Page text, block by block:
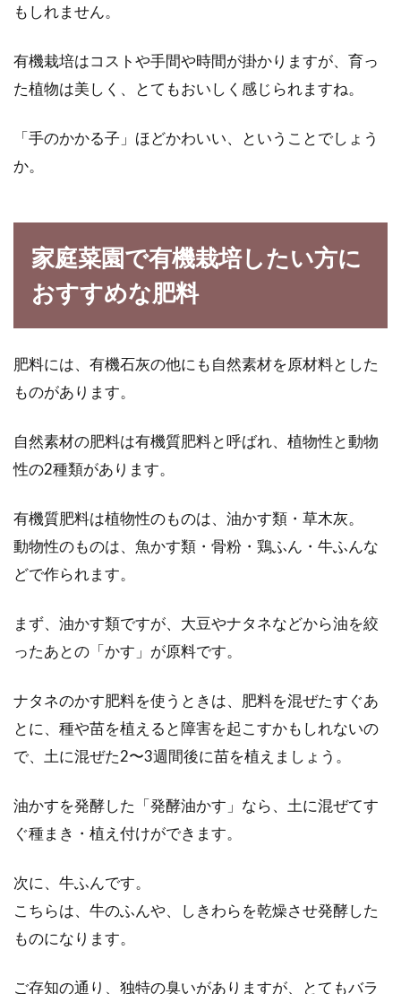
もしれません。
有機栽培はコストや手間や時間が掛かりますが、育っ
た植物は美しく、とてもおいしく感じられますね。
「手のかかる子」ほどかわいい、ということでしょう
か。
家庭菜園で有機栽培したい方に
おすすめな肥料
肥料には、有機石灰の他にも自然素材を原材料とした
ものがあります。
自然素材の肥料は有機質肥料と呼ばれ、植物性と動物
性の2種類があります。
有機質肥料は植物性のものは、油かす類・草木灰。
動物性のものは、魚かす類・骨粉・鶏ふん・牛ふんな
どで作られます。
まず、油かす類ですが、大豆やナタネなどから油を絞
ったあとの「かす」が原料です。
ナタネのかす肥料を使うときは、肥料を混ぜたすぐあ
とに、種や苗を植えると障害を起こすかもしれないの
で、土に混ぜた2〜3週間後に苗を植えましょう。
油かすを発酵した「発酵油かす」なら、土に混ぜてす
ぐ種まき・植え付けができます。
次に、牛ふんです。
こちらは、牛のふんや、しきわらを乾燥させ発酵した
ものになります。
ご存知の通り、独特の臭いがありますが、とてもバラ